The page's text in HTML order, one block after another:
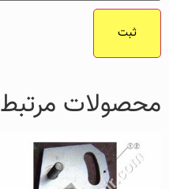
محصولات مرتبط